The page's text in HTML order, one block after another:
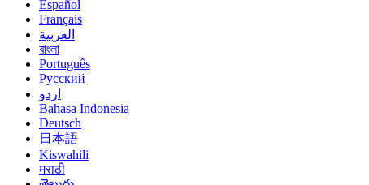
Español
Français
العربية
বাংলা
Português
Русский
اردو
Bahasa Indonesia
Deutsch
日本語
Kiswahili
मराठी